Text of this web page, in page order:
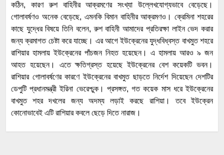
কঠিন, কারণ রুশ বাহিনীর আক্রমণের সংখ্যা উল্লেখযোগ্যভাবে বেড়েছে।
গোলাবর্ষণও অনেক বেড়েছে, এমনকি বিমান বাহিনীর আক্রমণও। ক্রেমিনা শহরের
কাছে যুদ্ধের বিষয়ে তিনি বলেন, রুশ বাহিনী আমাদের প্রতিরক্ষা লাইন ভেদ করার
জন্য ক্রমাগত চেষ্টা করে যাচ্ছে। এর আগে ইউক্রেনের যুদ্ধবিধ্বস্ত বাখমুত শহরে
রাশিয়ার হামলায় ইউক্রেনের পাঁচজন নিহত হয়েছেন। এ হামলায় আরও ৯ জন
আহত হয়েছেন। এতে ক্ষতিগ্রস্ত হয়েছে ইউক্রেনের বেশ কয়েকটি ভবন।
রাশিয়ার গোলাবর্ষণের কারণে ইউক্রেনের বাখমুত ছাড়তে নির্দেশ দিয়েছেন দেশটির
ডেপুটি প্রধানমন্ত্রী ইরিনা ভেরেশ্চুক। প্রসঙ্গত, গত কয়েক মাস ধরে ইউক্রেনের
বাখমুত শহর দখলের জন্য অদম্য লড়াই করছে রাশিয়া। তবে ইউক্রেন
কোনোভাবেই এটি রাশিয়ার কবলে ছেড়ে দিতে নারাজ।